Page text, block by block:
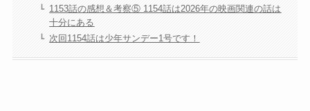
1153話の感想＆考察⑤ 1154話は2026年の映画関連の話は
十分にある
次回1154話は少年サンデー1号です！